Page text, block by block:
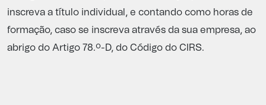
inscreva a título individual, e contando como horas de
formação, caso se inscreva através da sua empresa, ao
abrigo do Artigo 78.º-D, do Código do CIRS.